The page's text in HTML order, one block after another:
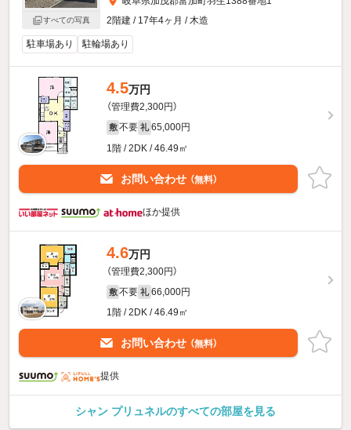
すべての写真
2階建 / 17年4ヶ月 / 木造
駐車場あり 駐輪場あり
4.5万円
（管理費2,300円）
敷 不要 礼 65,000円
1階 / 2DK / 46.49㎡
お問い合わせ （無料）
ほか提供
4.6万円
（管理費2,300円）
敷 不要 礼 66,000円
1階 / 2DK / 46.49㎡
お問い合わせ （無料）
提供
シャン プリュネルのすべての部屋を見る